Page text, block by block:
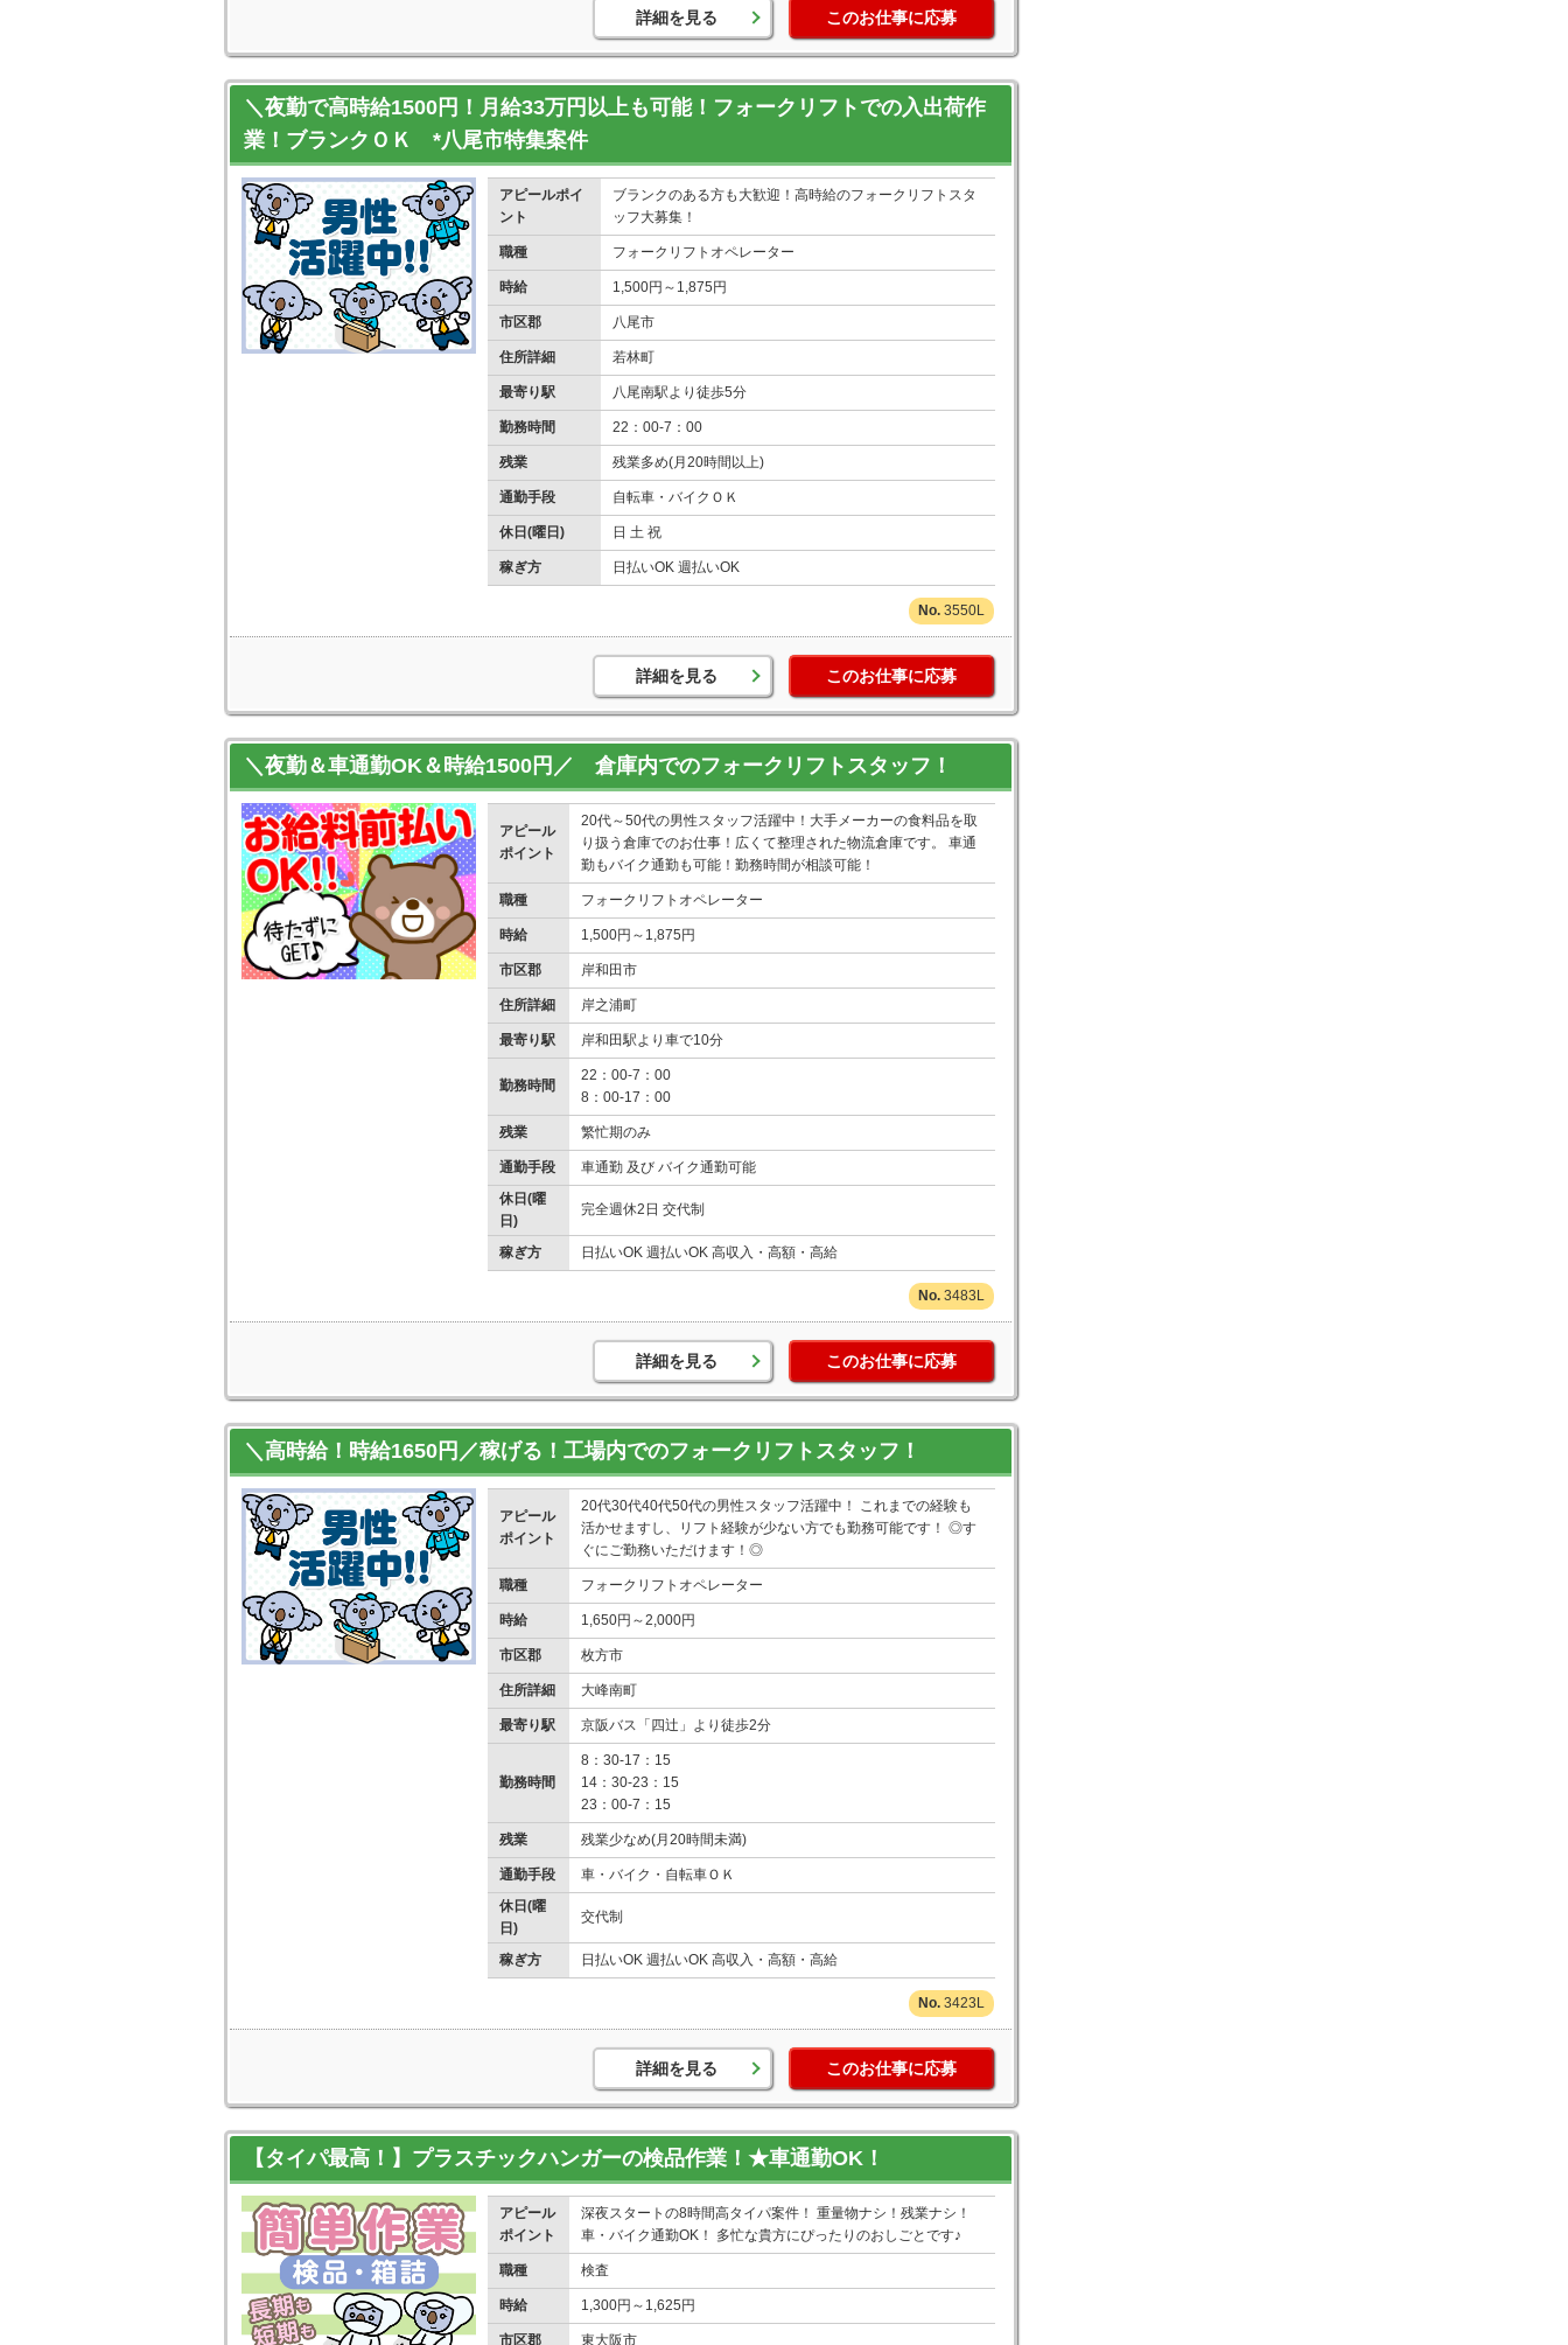
詳細を見る このお仕事に応募
＼夜勤で高時給1500円！月給33万円以上も可能！フォークリフトでの入出荷作
業！ブランクＯＫ *八尾市特集案件
アピールポイ
ント
ブランクのある方も大歓迎！高時給のフォークリフトスタ
ッフ大募集！
職種 フォークリフトオペレーター
時給 1,500円～1,875円
市区郡 八尾市
住所詳細 若林町
最寄り駅 八尾南駅より徒歩5分
勤務時間 22：00-7：00
残業 残業多め(月20時間以上)
通勤手段 自転車・バイクＯＫ
休日(曜日) 日 土 祝
稼ぎ方 日払いOK 週払いOK
3550L
詳細を見る このお仕事に応募
＼夜勤＆車通勤OK＆時給1500円／ 倉庫内でのフォークリフトスタッフ！
アピール
ポイント
20代～50代の男性スタッフ活躍中！大手メーカーの食料品を取
り扱う倉庫でのお仕事！広くて整理された物流倉庫です。 車通
勤もバイク通勤も可能！勤務時間が相談可能！
職種 フォークリフトオペレーター
時給 1,500円～1,875円
市区郡 岸和田市
住所詳細 岸之浦町
最寄り駅 岸和田駅より車で10分
勤務時間
22：00-7：00
8：00-17：00
残業 繁忙期のみ
通勤手段
車通勤 及び バイク通勤可能
休日(曜
日)
完全週休2日 交代制
稼ぎ方 日払いOK 週払いOK 高収入・高額・高給
3483L
詳細を見る このお仕事に応募
＼高時給！時給1650円／稼げる！工場内でのフォークリフトスタッフ！
アピール
ポイント
20代30代40代50代の男性スタッフ活躍中！ これまでの経験も
活かせますし、リフト経験が少ない方でも勤務可能です！ ◎す
ぐにご勤務いただけます！◎
職種 フォークリフトオペレーター
時給 1,650円～2,000円
市区郡 枚方市
住所詳細 大峰南町
最寄り駅 京阪バス「四辻」より徒歩2分
勤務時間
8：30-17：15
14：30-23：15
23：00-7：15
残業 残業少なめ(月20時間未満)
通勤手段
車・バイク・自転車ＯＫ
休日(曜
日)
交代制
稼ぎ方 日払いOK 週払いOK 高収入・高額・高給
3423L
詳細を見る このお仕事に応募
【タイパ最高！】プラスチックハンガーの検品作業！★車通勤OK！
アピール
ポイント
深夜スタートの8時間高タイパ案件！ 重量物ナシ！残業ナシ！
車・バイク通勤OK！ 多忙な貴方にぴったりのおしごとです♪
職種 検査
時給 1,300円～1,625円
市区郡 東大阪市